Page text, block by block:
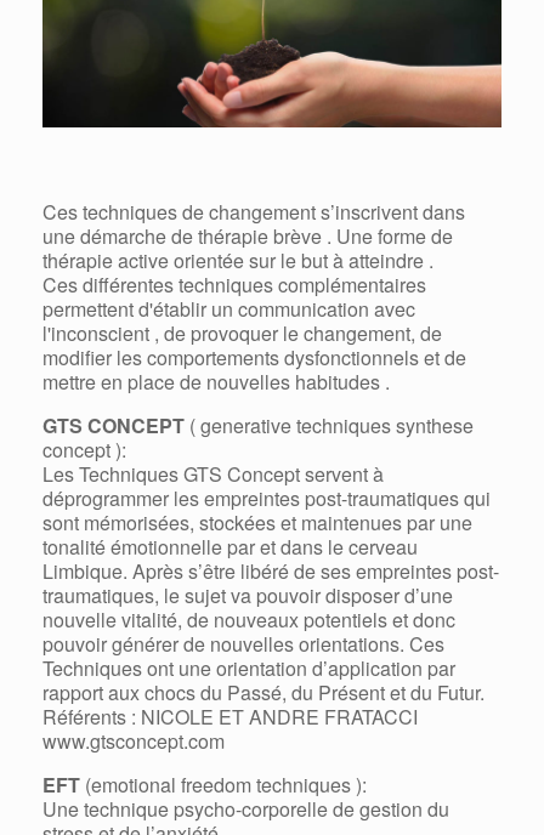
Ces techniques de changement s’inscrivent dans
une démarche de thérapie brève . Une forme de
thérapie active orientée sur le but à atteindre .
Ces différentes techniques complémentaires
permettent d'établir un communication avec
l'inconscient , de provoquer le changement, de
modifier les comportements dysfonctionnels et de
mettre en place de nouvelles habitudes .
GTS CONCEPT ( generative techniques synthese
concept ):
Les Techniques GTS Concept servent à
déprogrammer les empreintes post-traumatiques qui
sont mémorisées, stockées et maintenues par une
tonalité émotionnelle par et dans le cerveau
Limbique. Après s’être libéré de ses empreintes post-
traumatiques, le sujet va pouvoir disposer d’une
nouvelle vitalité, de nouveaux potentiels et donc
pouvoir générer de nouvelles orientations. Ces
Techniques ont une orientation d’application par
rapport aux chocs du Passé, du Présent et du Futur.
Référents : NICOLE ET ANDRE FRATACCI
www.gtsconcept.com
EFT (emotional freedom techniques ):
Une technique psycho-corporelle de gestion du